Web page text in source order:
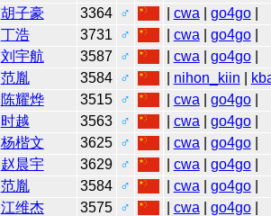
胡子豪 3364 ♂ cwa go4go|
丁浩 3731 ♂ cwa go4go|
刘宇航 3587 ♂ cwa go4go|
范胤 3584 ♂ nihon_kiin
陈耀烨 3515 ♂ cwa go4go|
时越 3563 ♂ cwa go4go|
杨楷文 3625 ♂ cwa go4go|
赵晨宇 3629 ♂ cwa go4go|
范胤 3584 ♂ cwa go4go|
江维杰 3575 ♂ cwa go4go|